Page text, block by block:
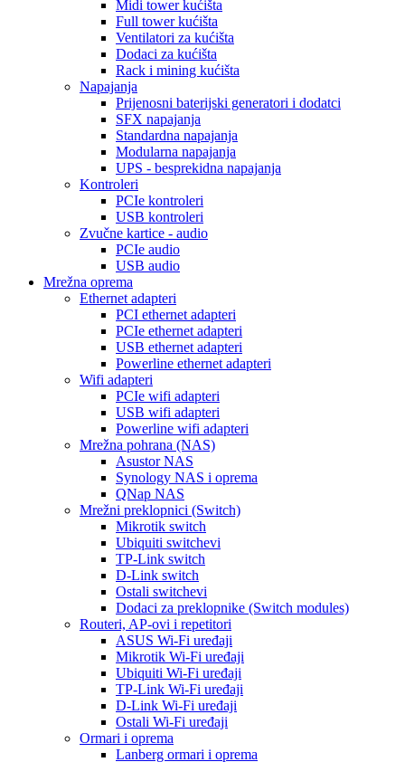
Midi tower kućišta
Full tower kućišta
Ventilatori za kućišta
Dodaci za kućišta
Rack i mining kućišta
Napajanja
Prijenosni baterijski generatori i dodatci
SFX napajanja
Standardna napajanja
Modularna napajanja
UPS - besprekidna napajanja
Kontroleri
PCIe kontroleri
USB kontroleri
Zvučne kartice - audio
PCIe audio
USB audio
Mrežna oprema
Ethernet adapteri
PCI ethernet adapteri
PCIe ethernet adapteri
USB ethernet adapteri
Powerline ethernet adapteri
Wifi adapteri
PCIe wifi adapteri
USB wifi adapteri
Powerline wifi adapteri
Mrežna pohrana (NAS)
Asustor NAS
Synology NAS i oprema
QNap NAS
Mrežni preklopnici (Switch)
Mikrotik switch
Ubiquiti switchevi
TP-Link switch
D-Link switch
Ostali switchevi
Dodaci za preklopnike (Switch modules)
Routeri, AP-ovi i repetitori
ASUS Wi-Fi uređaji
Mikrotik Wi-Fi uređaji
Ubiquiti Wi-Fi uređaji
TP-Link Wi-Fi uređaji
D-Link Wi-Fi uređaji
Ostali Wi-Fi uređaji
Ormari i oprema
Lanberg ormari i oprema